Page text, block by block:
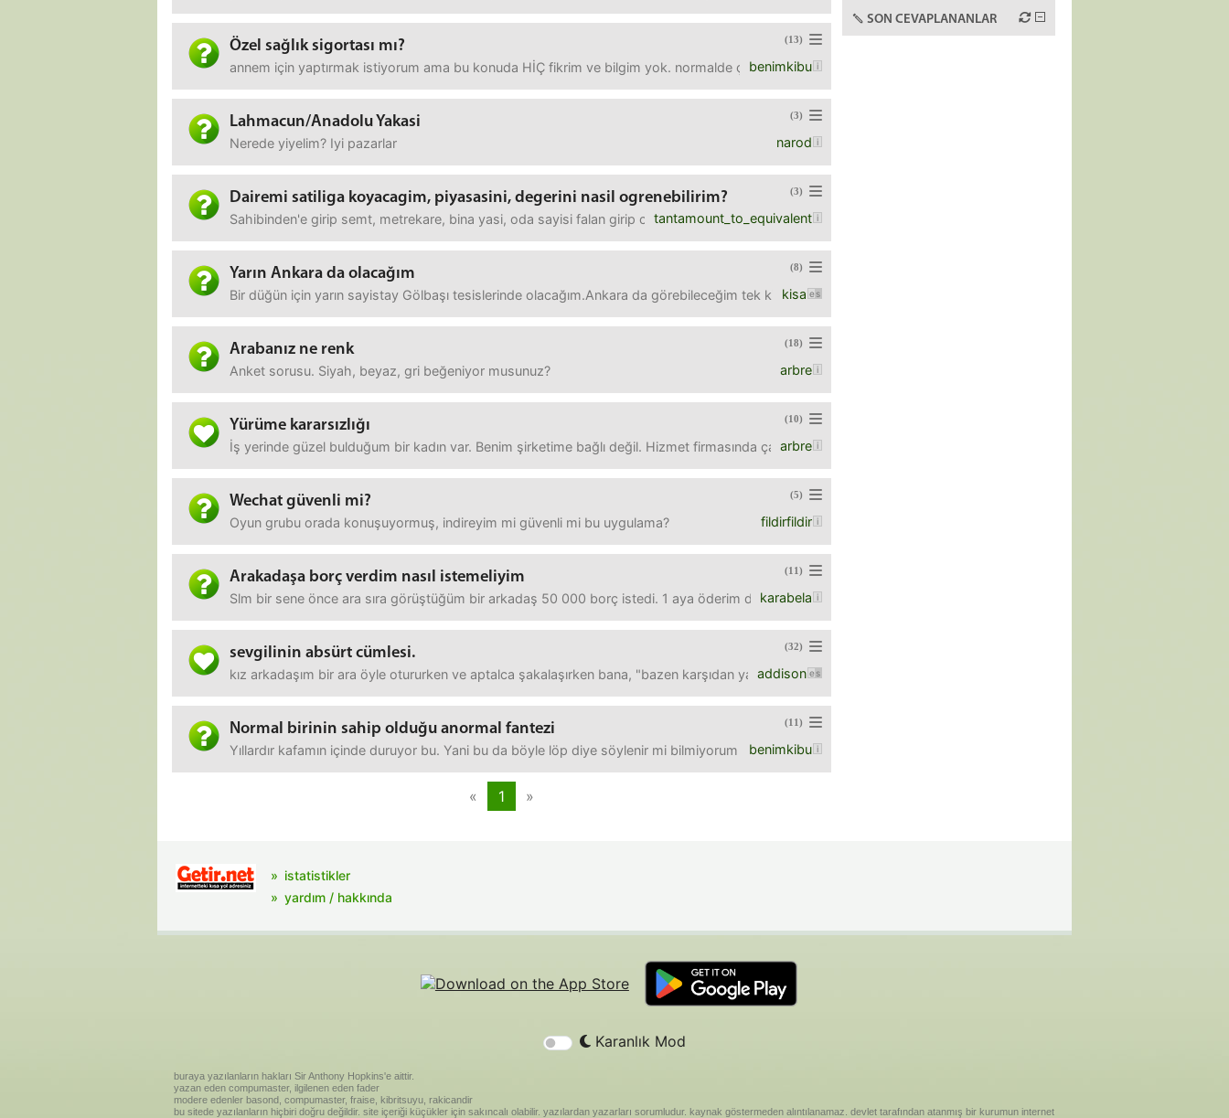
(13)
Özel sağlık sigortası mı?
benimkibu
annem için yaptırmak istiyorum ama bu konuda HİÇ fikrim ve bilgim yok. normalde çok ucuza halledebilecekmişim ama hiç anlamadığım bir iş olduğu için kesin
(3)
Lahmacun/Anadolu Yakasi
narod
Nerede yiyelim? Iyi pazarlar
(3)
Dairemi satiliga koyacagim, piyasasini, degerini nasil ogrenebilirim?
tantamount_to_equivalent
Sahibinden'e girip semt, metrekare, bina yasi, oda sayisi falan girip cikan sonuclara gore benim dairemin piyasasi asagi yukari su kadarmis mi diyoruz yani?
(8)
Yarın Ankara da olacağım
kisa
Bir düğün için yarın sayistay Gölbaşı tesislerinde olacağım.Ankara da görebileceğim tek kişi de evden çıkamaz halde.Gitmişken şunu yap bunu yap diyeceğiniz bir
(18)
Arabanız ne renk
arbre
Anket sorusu. Siyah, beyaz, gri beğeniyor musunuz?
(10)
Yürüme kararsızlığı
arbre
İş yerinde güzel bulduğum bir kadın var. Benim şirketime bağlı değil. Hizmet firmasında çalışıyor. Kısa kısa konuşuyorduk, selamlaşıyorduk. Geçen
(5)
Wechat güvenli mi?
fildirfildir
Oyun grubu orada konuşuyormuş, indireyim mi güvenli mi bu uygulama?
(11)
Arakadaşa borç verdim nasıl istemeliyim
karabela
Slm bir sene önce ara sıra görüştüğüm bir arkadaş 50 000 borç istedi. 1 aya öderim dedi. Ancak hala ödemedi 2 3 ayda bir denk geliyoruz ortak tanıdıklarda
(32)
sevgilinin absürt cümlesi.
addison
kız arkadaşım bir ara öyle otururken ve aptalca şakalaşırken bana, "bazen karşıdan yakışıklı bir adam görürsem beni domaltıp sikse keşke diye
(11)
Normal birinin sahip olduğu anormal fantezi
benimkibu
Yıllardır kafamın içinde duruyor bu. Yani bu da böyle löp diye söylenir mi bilmiyorum ama son derece normal biriyim ben esasında 😀Yalnız şu kafamın içindeki
« 1 »
SON CEVAPLANANLAR
istatistikler
yardım / hakkında
Karanlık Mod
buraya yazılanların hakları Sir Anthony Hopkins'e aittir.
yazan eden compumaster, ilgilenen eden fader
modere edenler basond, compumaster, fraise, kibritsuyu, rakicandir
bu sitede yazılanların hiçbiri doğru değildir. site içeriği küçükler için sakıncalı olabilir. yazılardan yazarları sorumludur. kaynak göstermeden alıntılanamaz. devlet tarafından atanmış bir kurumun internet